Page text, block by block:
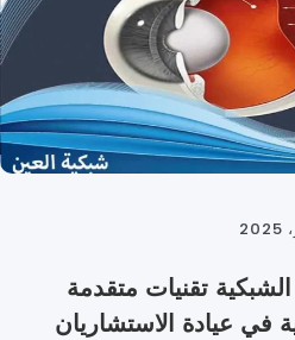
تقنيات متقدمة
في عيادة الاستشاريان